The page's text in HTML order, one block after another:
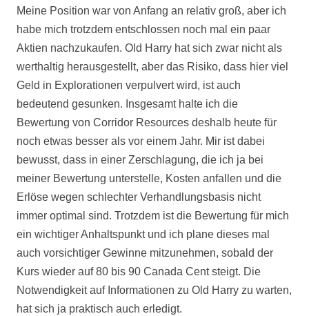
Meine Position war von Anfang an relativ groß, aber ich
habe mich trotzdem entschlossen noch mal ein paar
Aktien nachzukaufen. Old Harry hat sich zwar nicht als
werthaltig herausgestellt, aber das Risiko, dass hier viel
Geld in Explorationen verpulvert wird, ist auch
bedeutend gesunken. Insgesamt halte ich die
Bewertung von Corridor Resources deshalb heute für
noch etwas besser als vor einem Jahr. Mir ist dabei
bewusst, dass in einer Zerschlagung, die ich ja bei
meiner Bewertung unterstelle, Kosten anfallen und die
Erlöse wegen schlechter Verhandlungsbasis nicht
immer optimal sind. Trotzdem ist die Bewertung für mich
ein wichtiger Anhaltspunkt und ich plane dieses mal
auch vorsichtiger Gewinne mitzunehmen, sobald der
Kurs wieder auf 80 bis 90 Canada Cent steigt. Die
Notwendigkeit auf Informationen zu Old Harry zu warten,
hat sich ja praktisch auch erledigt.